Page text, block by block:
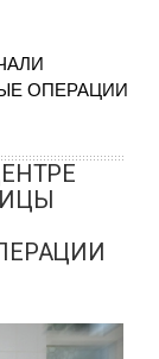
ОПЕРАЦИИ